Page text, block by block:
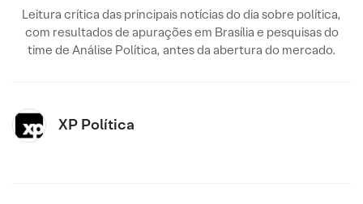
Leitura crítica das principais notícias do dia sobre política,
com resultados de apurações em Brasília e pesquisas do
time de Análise Política, antes da abertura do mercado.
XP Política